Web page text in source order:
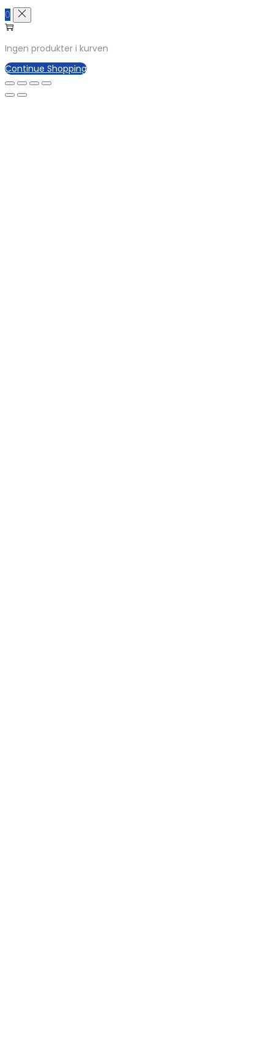
0
Ingen produkter i kurven
Continue Shopping